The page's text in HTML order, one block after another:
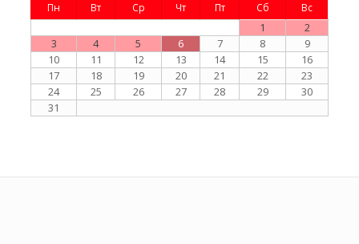
Пн Вт Ср Чт Пт Сб Вс
1
2
3
4 5 6 7 8
9
10
11 12 13 14 15
16
17
18 19 20 21 22
23
24
25 26 27 28 29
30
31